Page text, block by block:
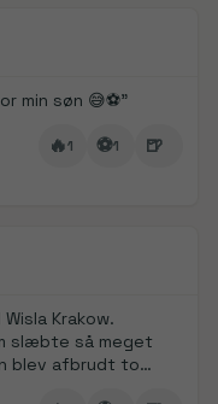
min søn 😅⚽️"
🔥1 ⚽1 🍺
Krakow.
slæbte så meget
blev afbrudt to